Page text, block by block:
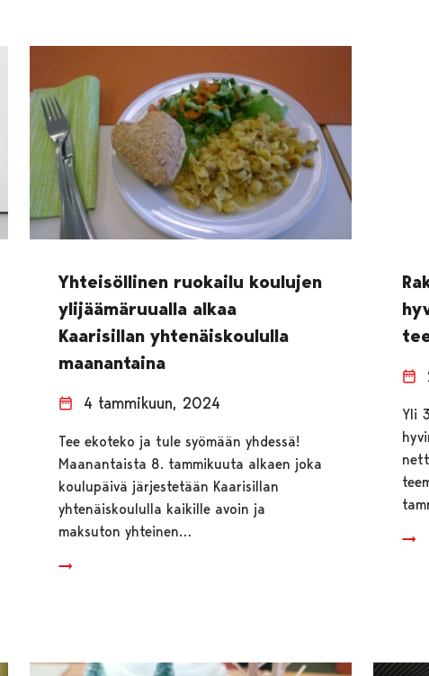
Yhteisöllinen ruokailu koulujen
ylijäämäruualla alkaa
Kaarisillan yhtenäiskoululla
maanantaina
4 tammikuun, 2024
Tee ekoteko ja tule syömään yhdessä!
Maanantaista 8. tammikuuta alkaen joka
koulupäivä järjestetään Kaarisillan
yhtenäiskoululla kaikille avoin ja
maksuton yhteinen…
Yli